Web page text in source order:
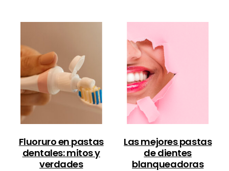
Fluoruro en pastas
dentales: mitos y
verdades
Las mejores pastas
de dientes
blanqueadoras